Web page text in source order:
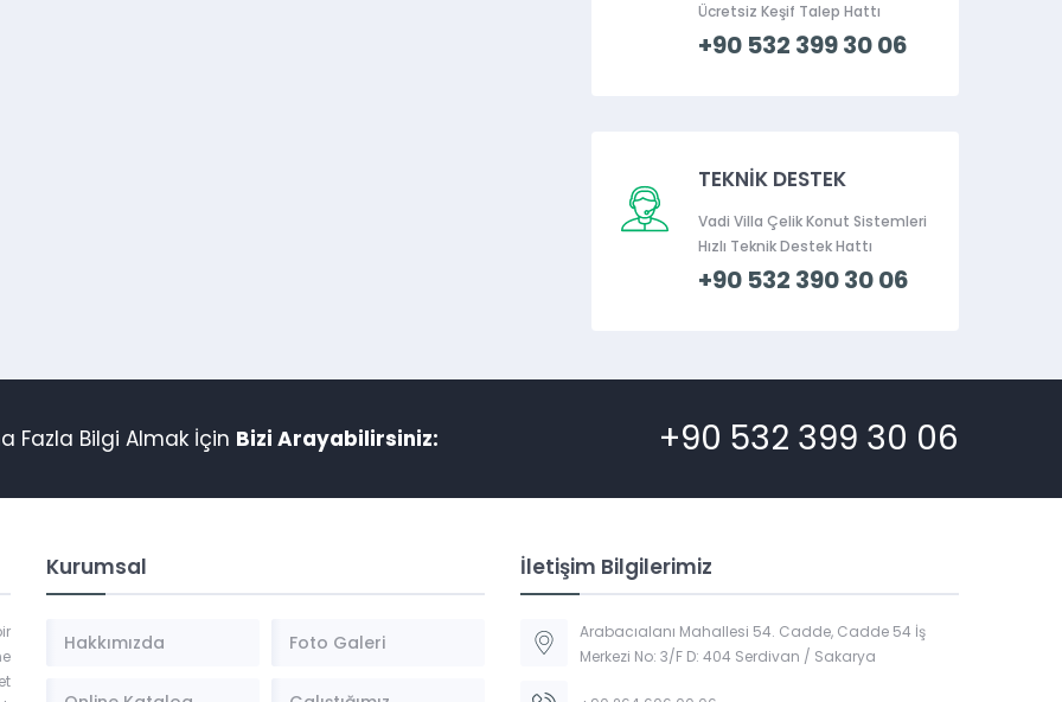
Ücretsiz Keşif Talep Hattı
+90 532 399 30 06
TEKNİK DESTEK
Vadi Villa Çelik Konut Sistemleri
Hızlı Teknik Destek Hattı
+90 532 390 30 06
Fazla Bilgi Almak İçin Bizi Arayabilirsiniz: +90 532 399 30 06
Kurumsal
Hakkımızda Foto Galeri
İletişim Bilgilerimiz
Arabacıalanı Mahallesi 54. Cadde, Cadde 54 İş
Merkezi No: 3/F D: 404 Serdivan / Sakarya